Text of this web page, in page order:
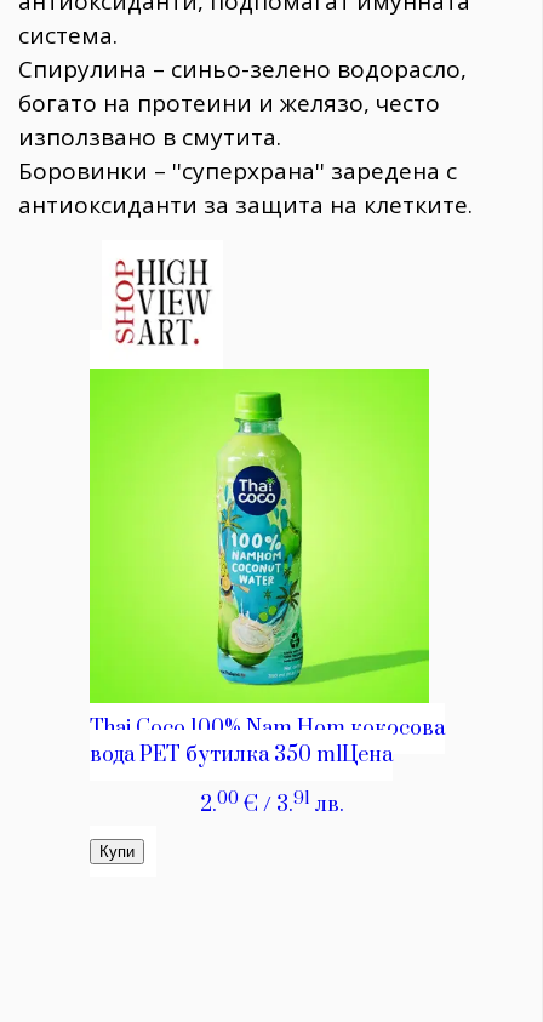
система.
Спирулина – синьо-зелено водорасло,
богато на протеини и желязо, често
използвано в смутита.
Боровинки – ''суперхрана'' заредена с
антиоксиданти за защита на клетките.